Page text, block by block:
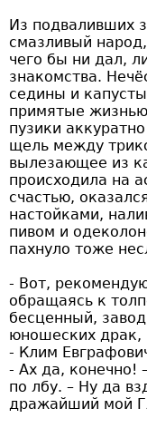
Из подваливших
смазливый
чего бы ни дал,
знакомства.
седины и
примятые
пузики
щель между
вылезающее из
происходила на
счастью,
настойками,
пивом и
пахнуло тоже
- Вот,
обращаясь к
бесценный,
юношеских драк,
- Клим
- Ах да, конечно!
по лбу. – Ну да
дражайший мой